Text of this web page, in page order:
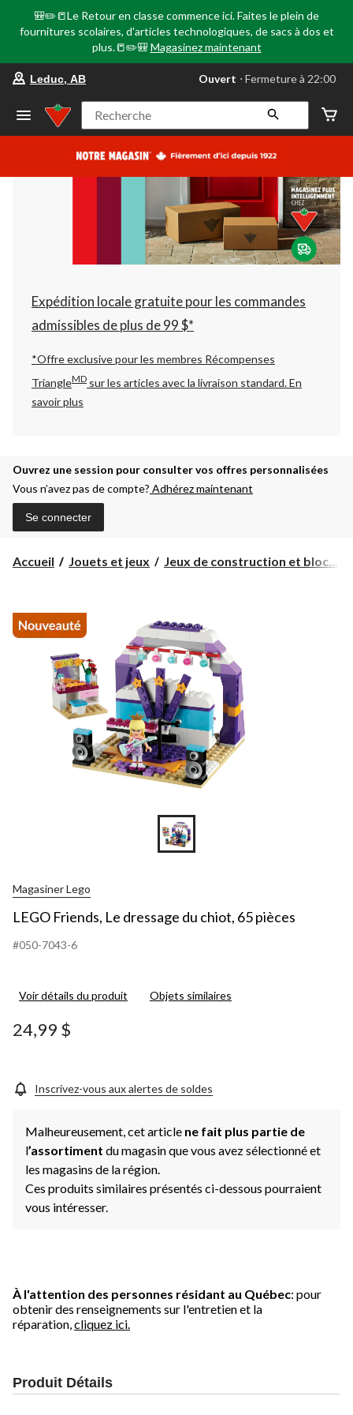
🎒✏️📒Le Retour en classe commence ici. Faites le plein de
fournitures scolaires, d'articles technologiques, de sacs à dos et
plus.📒✏️🎒 Magasinez maintenant
votre
préféré
Leduc,
AB,
courament
Fermeture
à
22:00
cliquer
pour
changer
Leduc, AB Ouvert ⋅ Fermeture à 22:00
Recherche
Expédition locale gratuite pour les commandes
admissibles de plus de 99 $*
*Offre exclusive pour les membres Récompenses
TriangleMD sur les articles avec la livraison standard.En
savoir plus
Ouvrez une session pour consulter vos offres personnalisées
Vous n’avez pas de compte? Adhérez maintenant
Se connecter
Accueil Jouets et jeux Jeux de construction et bloc...
Magasiner Lego
LEGO Friends, Le dressage du chiot, 65 pièces
#050-7043-6
Voir détails du produit Objets similaires
24,99 $
Inscrivez-vous aux alertes de soldes
Malheureusement, cet article ne fait plus partie de
l’assortiment du magasin que vous avez sélectionné et
les magasins de la région.
Ces produits similaires présentés ci-dessous pourraient
vous intéresser.
À l'attention des personnes résidant au Québec: pour
obtenir des renseignements sur l'entretien et la
réparation, cliquez ici.
Produit Détails